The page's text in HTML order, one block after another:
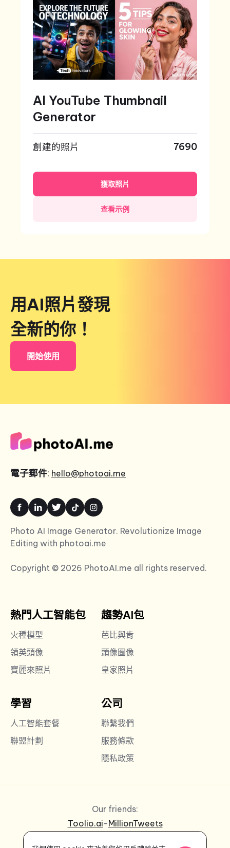
AI YouTube Thumbnail
Generator
創建的照片 7690
獲取照片
查看示例
用AI照片發現
全新的你！
開始使用
電子郵件: hello@photoai.me
Photo AI Image Generator. Revolutionize Image
Editing with photoai.me
Copyright © 2026 PhotoAI.me all rights reserved.
熱門人工智能包
火種模型
領英頭像
寶麗來照片
趨勢AI包
芭比與肯
頭像圖像
皇家照片
學習
人工智能套餐
聯盟計劃
公司
聯繫我們
服務條款
隱私政策
Our friends:
Toolio.ai-MillionTweets